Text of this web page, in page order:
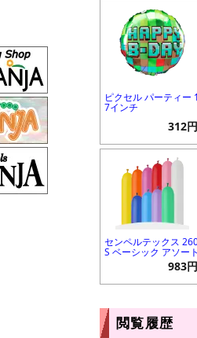
ピクセル パーティー 1
7インチ
312円
センペルテックス
S ベーシック アソート
983円
閲覧履歴